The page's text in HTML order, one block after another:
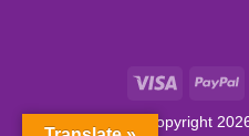
Copyright